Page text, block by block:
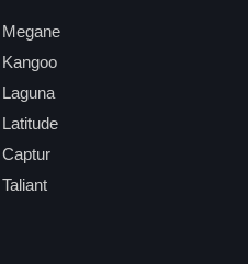
Megane
Kangoo
Laguna
Latitude
Captur
Taliant